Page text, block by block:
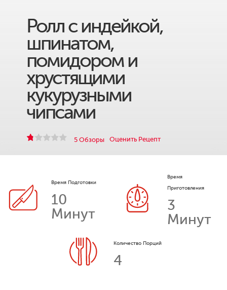
Ролл с индейкой,
шпинатом,
помидором и
хрустящими
кукурузными
чипсами
5 Обзоры Оценить Рецепт
Время Подготовки
10
Минут
Время
Приготовления
3
Минут
Количество Порций
4